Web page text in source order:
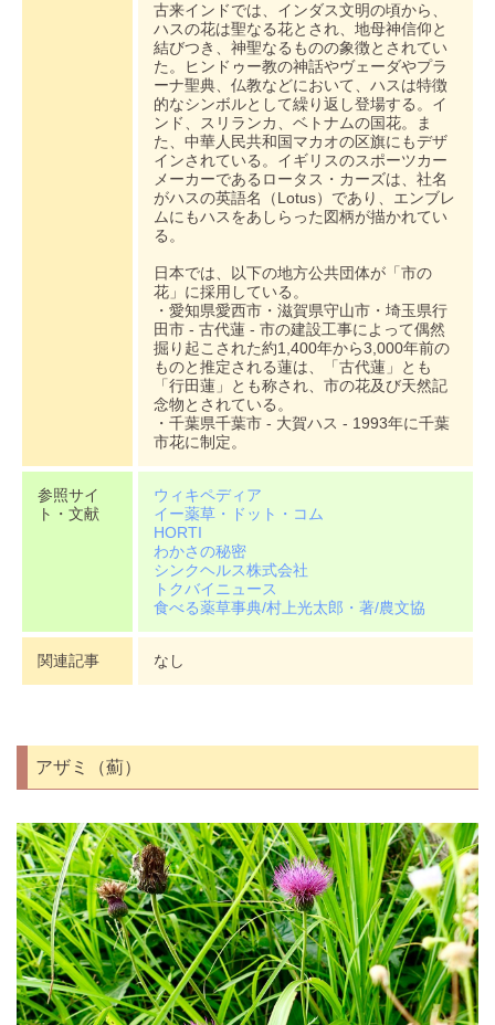
古来インドでは、インダス文明の頃から、
ハスの花は聖なる花とされ、地母神信仰と
結びつき、神聖なるものの象徴とされてい
た。ヒンドゥー教の神話やヴェーダやプラ
ーナ聖典、仏教などにおいて、ハスは特徴
的なシンボルとして繰り返し登場する。イ
ンド、スリランカ、ベトナムの国花。ま
た、中華人民共和国マカオの区旗にもデザ
インされている。イギリスのスポーツカー
メーカーであるロータス・カーズは、社名
がハスの英語名（Lotus）であり、エンブレ
ムにもハスをあしらった図柄が描かれてい
る。
日本では、以下の地方公共団体が「市の
花」に採用している。
・愛知県愛西市・滋賀県守山市・埼玉県行
田市 - 古代蓮 - 市の建設工事によって偶然
掘り起こされた約1,400年から3,000年前の
ものと推定される蓮は、「古代蓮」とも
「行田蓮」とも称され、市の花及び天然記
念物とされている。
・千葉県千葉市 - 大賀ハス - 1993年に千葉
市花に制定。
参照サイ
ト・文献
ウィキペディア
イー薬草・ドット・コム
HORTI
わかさの秘密
シンクヘルス株式会社
トクバイニュース
食べる薬草事典/村上光太郎・著/農文協
関連記事 なし
アザミ（薊）